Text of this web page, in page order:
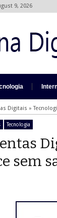
9, 2026
Digitais »
Tecnologia
sem